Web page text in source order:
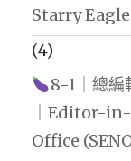
Starry
(4)
8-1｜總編
｜Editor-
Office